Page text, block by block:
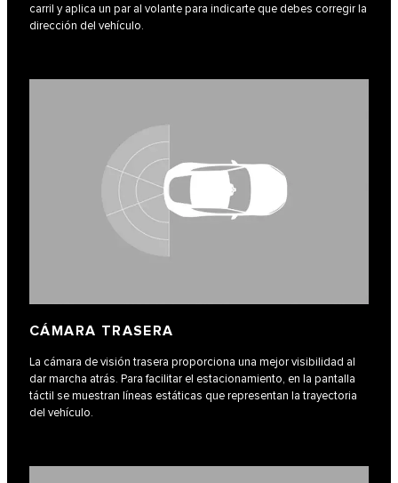
carril y aplica un par al volante para indicarte que debes corregir la
dirección del vehículo.
CÁMARA TRASERA
La cámara de visión trasera proporciona una mejor visibilidad al
dar marcha atrás. Para facilitar el estacionamiento, en la pantalla
táctil se muestran líneas estáticas que representan la trayectoria
del vehículo.